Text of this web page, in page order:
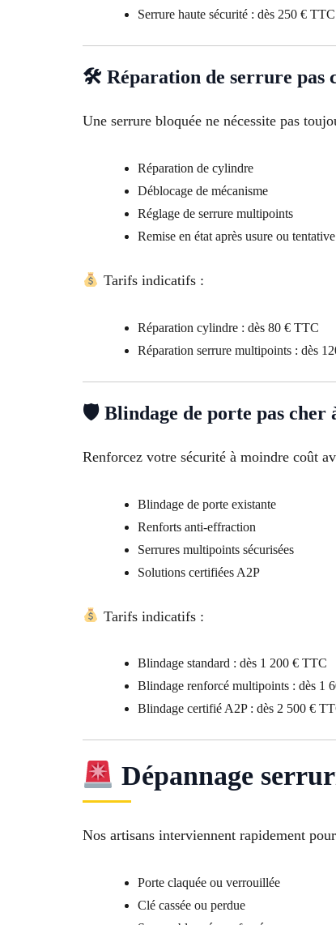
Serrure haute sécurité : dès 250 € TTC
🛠 Réparation de serrure pas
Une serrure bloquée ne nécessite pas
Réparation de cylindre
Déblocage de mécanisme
Réglage de serrure multipoints
Remise en état après usure ou
Tarifs indicatifs :
Réparation cylindre : dès 80 € TTC
Réparation serrure multipoints : dès
🛡 Blindage de porte pas cher
Renforcez votre sécurité à moindre coût
Blindage de porte existante
Renforts anti-effraction
Serrures multipoints sécurisées
Solutions certifiées A2P
Tarifs indicatifs :
Blindage standard : dès 1 200 € TTC
Blindage renforcé multipoints : dès 1
Blindage certifié A2P : dès 2 500 €
Dépannage
Nos artisans interviennent rapidement
Porte claquée ou verrouillée
Clé cassée ou perdue